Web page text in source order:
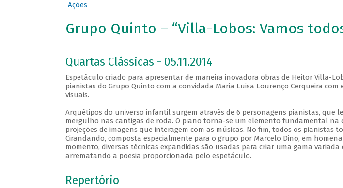
Ações
Grupo Quinto – “Villa-Lobos: Vamos
Quartas Clássicas - 05.11.2014
Espetáculo criado para apresentar de maneira inovadora obras de Heitor Villa-
pianistas do Grupo Quinto com a convidada Maria Luisa Lourenço Cerqueira com
visuais.
Arquétipos do universo infantil surgem através de 6 personagens pianistas, que
mergulho nas cantigas de roda. O piano torna-se um elemento fundamental na
projeções de imagens que interagem com as músicas. No fim, todos os pianistas
Cirandando, composta especialmente para o grupo por Marcelo Dino, em
momento, diversas técnicas expandidas são usadas para criar uma gama variada
arrematando a poesia proporcionada pelo espetáculo.
Repertório